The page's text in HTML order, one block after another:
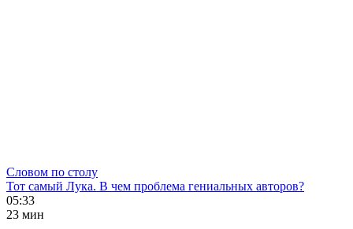
Словом по столу
Тот самый Лука. В чем проблема гениальных авторов?
05:33
23 мин